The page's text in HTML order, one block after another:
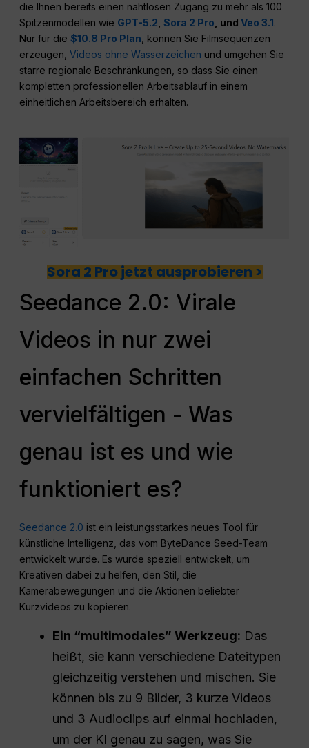
die Ihnen bereits einen nahtlosen Zugang zu mehr als 100
Spitzenmodellen wie GPT-5.2 ,Sora 2 Pro , undVeo 3.1.
Nur für die$10.8 Pro Plan , können Sie Filmsequenzen
erzeugen,Videos ohne Wasserzeichen und umgehen Sie
starre regionale Beschränkungen, so dass Sie einen
kompletten professionellen Arbeitsablauf in einem
einheitlichen Arbeitsbereich erhalten.
Sora 2 Pro jetzt ausprobieren >
Seedance 2.0: Virale
Videos in nur zwei
einfachen Schritten
vervielfältigen - Was
genau ist es und wie
funktioniert es?
Seedance 2.0 ist ein leistungsstarkes neues Tool für
künstliche Intelligenz, das vom ByteDance Seed-Team
entwickelt wurde. Es wurde speziell entwickelt, um
Kreativen dabei zu helfen, den Stil, die
Kamerabewegungen und die Aktionen beliebter
Kurzvideos zu kopieren.
Ein “multimodales” Werkzeug: Das
heißt, sie kann verschiedene Dateitypen
gleichzeitig verstehen und mischen. Sie
können bis zu 9 Bilder, 3 kurze Videos
und 3 Audioclips auf einmal hochladen,
um der KI genau zu sagen, was Sie